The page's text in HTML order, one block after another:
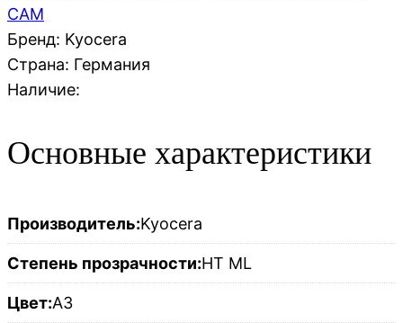
CAM
Бренд: Kyocera
Страна: Германия
Наличие:
Основные характеристики
Производитель:Kyocera
Степень прозрачности:HT ML
Цвет:A3